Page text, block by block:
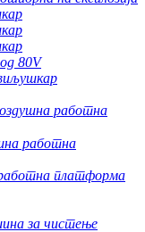
80V
работна
работна
платформа
за чистење